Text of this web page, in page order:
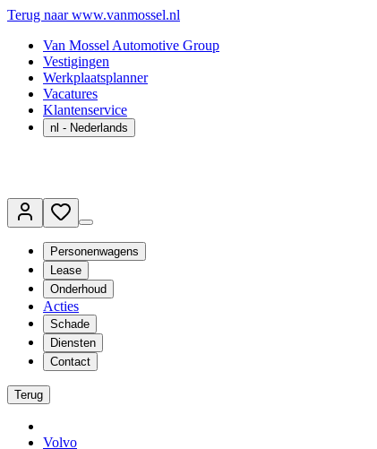
Terug naar www.vanmossel.nl
Van Mossel Automotive Group
Vestigingen
Werkplaatsplanner
Vacatures
Klantenservice
nl - Nederlands
Personenwagens
Lease
Onderhoud
Acties
Schade
Diensten
Contact
Terug
Volvo